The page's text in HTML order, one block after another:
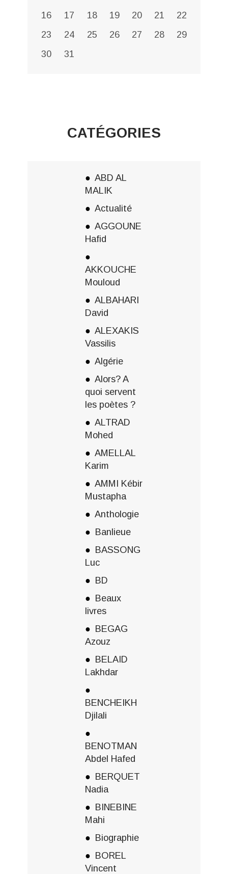
16
17 18 19 20 21
22
23
24 25 26 27 28
29
30
31
CATÉGORIES
ABD AL
MALIK
Actualité
AGGOUNE
Hafid
AKKOUCHE
Mouloud
ALBAHARI
David
ALEXAKIS
Vassilis
Algérie
Alors? A
quoi servent
les poètes ?
ALTRAD
Mohed
AMELLAL
Karim
AMMI Kébir
Mustapha
Anthologie
Banlieue
BASSONG
Luc
BD
Beaux
livres
BEGAG
Azouz
BELAID
Lakhdar
BENCHEIKH
Djilali
BENOTMAN
Abdel Hafed
BERQUET
Nadia
BINEBINE
Mahi
Biographie
BOREL
Vincent